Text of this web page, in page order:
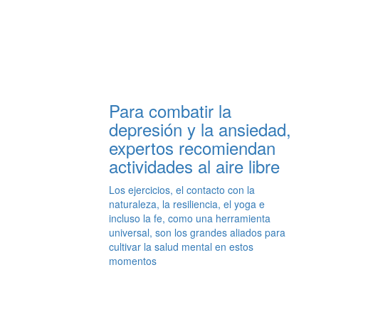
Para combatir la
depresión y la ansiedad,
expertos recomiendan
actividades al aire libre
Los ejercicios, el contacto con la
naturaleza, la resiliencia, el yoga e
incluso la fe, como una herramienta
universal, son los grandes aliados para
cultivar la salud mental en estos
momentos